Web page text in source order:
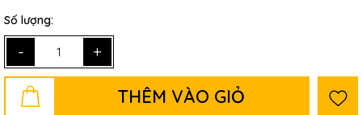
Số lượng:
- +
THÊM VÀO GIỎ